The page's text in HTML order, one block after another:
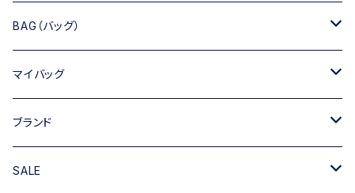
BAG（バッグ）
トートバッグ
ショルダーバッグ
ハンドバッグ
マイバッグ
キャンバス
ブランド
TIPICURREN
SALE